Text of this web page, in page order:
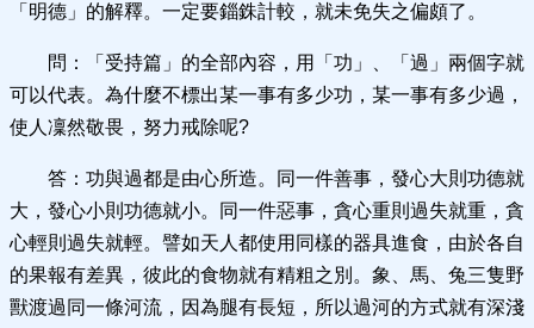
「明德」的解釋。一定要錙銖計較，就未免失之偏頗了。
問：「受持篇」的全部內容，用「功」、「過」兩個字就
可以代表。為什麼不標出某一事有多少功，某一事有多少過，
使人凜然敬畏，努力戒除呢?
答：功與過都是由心所造。同一件善事，發心大則功德就
大，發心小則功德就小。同一件惡事，貪心重則過失就重，貪
心輕則過失就輕。譬如天人都使用同樣的器具進食，由於各自
的果報有差異，彼此的食物就有精粗之別。象、馬、兔三隻野
獸渡過同一條河流，因為腿有長短，所以過河的方式就有深淺